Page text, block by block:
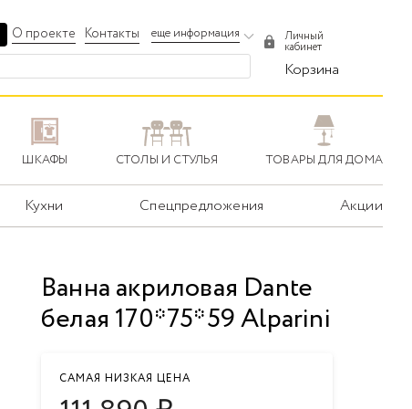
О проекте Контакты еще информация Личный
кабинет
Корзина
ШКАФЫ СТОЛЫ И СТУЛЬЯ ТОВАРЫ ДЛЯ ДОМА
Кухни Спецпредложения Акции
Ванна акриловая Dante
белая 170*75*59 Alparini
САМАЯ НИЗКАЯ ЦЕНА